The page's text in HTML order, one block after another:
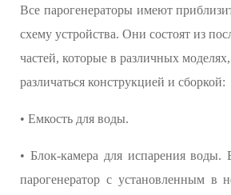
Все парогенераторы имеют
схему устройства. Они состоят из
частей, которые в различных
различаться конструкцией и сборкой:
• Емкость для воды.
• Блок-камера для испарения воды.
парогенератор с установленным